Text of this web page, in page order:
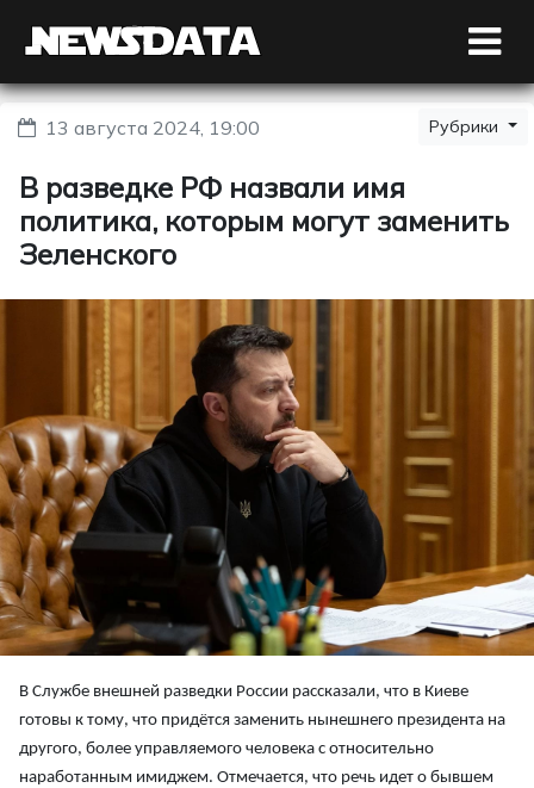
13 августа 2024, 19:00 Рубрики
В разведке РФ назвали имя
политика, которым могут заменить
Зеленского
В Службе внешней разведки России рассказали, что в Киеве
готовы к тому, что придётся заменить нынешнего президента на
другого, более управляемого человека с относительно
наработанным имиджем. Отмечается, что речь идет о бывшем